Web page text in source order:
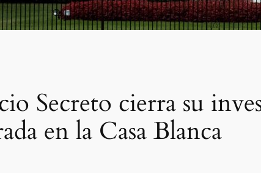
Secreto cierra su
en la Casa Blanca